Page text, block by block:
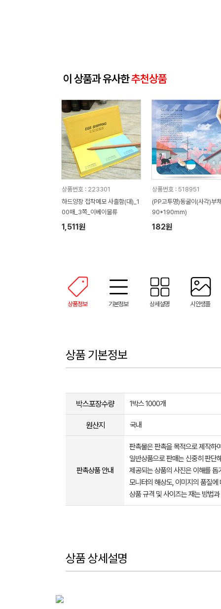
이 상품과 유사한추천상품
상품번호 : 223301
하드양장 접착메모 사출함(대)_1
00매_3쪽_이베이물류
1,511원
상품번호 : 518951
(PP고투명)동굴이(사각)부
90*190mm)
182원
상품정보 기본정보 상세설명 시안샘플
상품 기본정보
박스포장수량 1박스 1000개
원산지 국내
판촉상품 안내
판촉물은 판촉을 목적으로 제작하
일반상품으로 판매는 신중히 판단
제공되는 상품의 사진은 이해를
모니터의 해상도, 이미지의 품질
상품 규격 및 사이즈는 재는 방법
상품 상세설명